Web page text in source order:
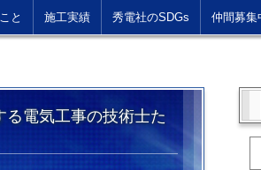
と 施工実績 秀電社のSDGs 仲間募集
電気工事の技術士た